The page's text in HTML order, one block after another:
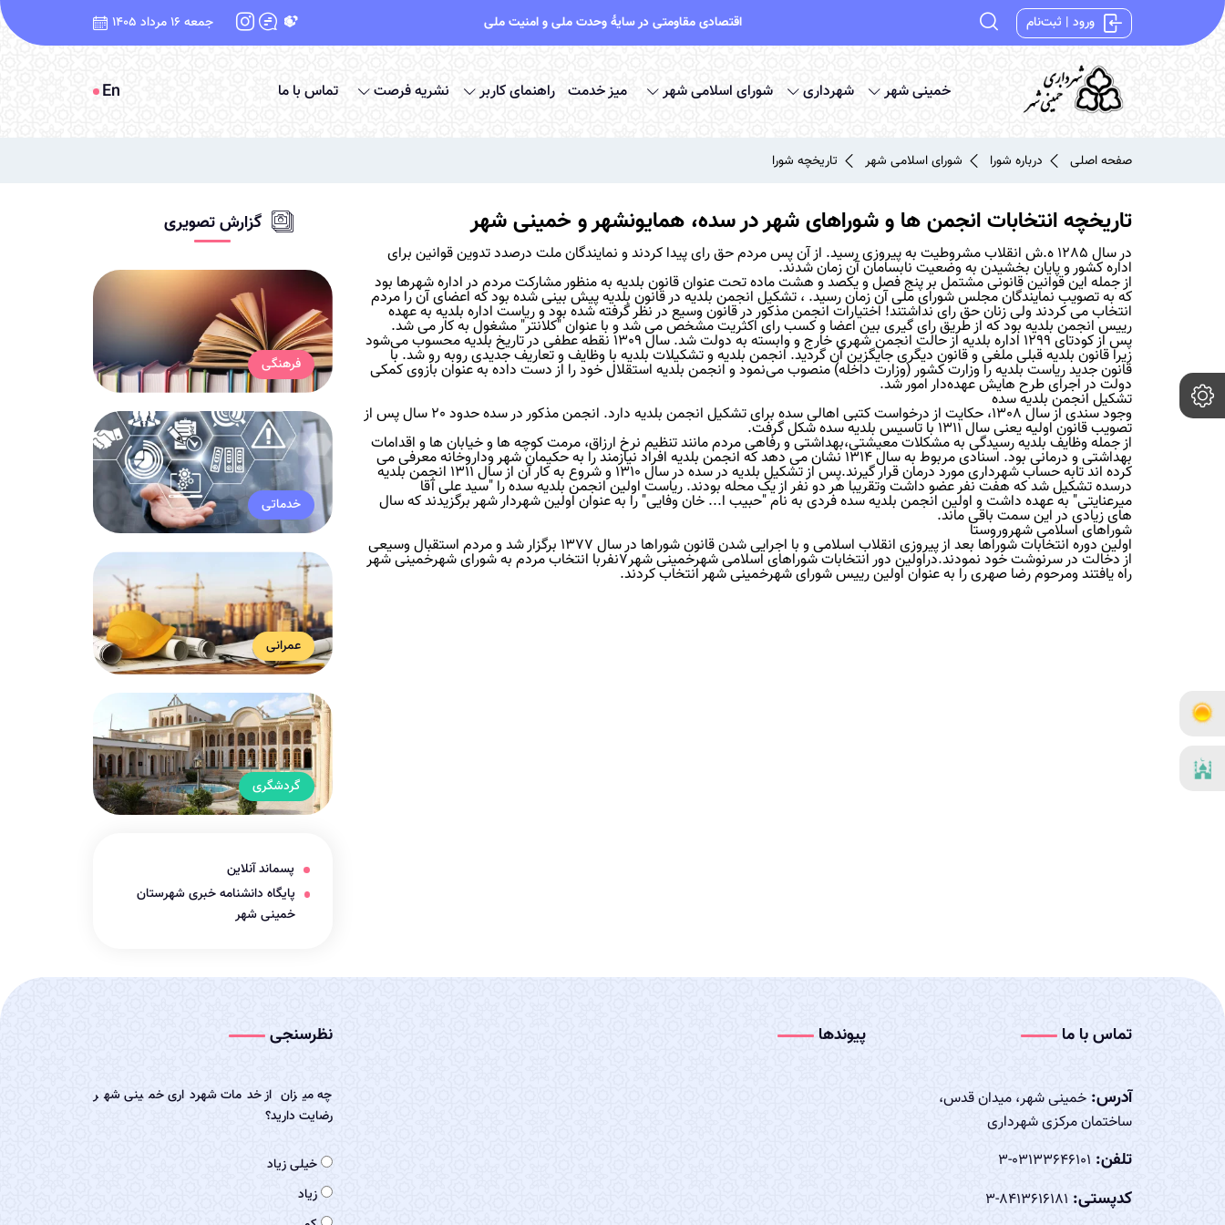
ورود | ثبت‌نام اقتصادی مقاومتی در سایۀ وحدت ملی و امنیت ملی جمعه 16 مرداد 1405
خمینی شهر شهرداری شورای اسلامی شهر میز خدمت راهنمای کاربر نشریه فرصت تماس با ما En
صفحه اصلی شورای اسلامی شهر درباره شورا تاریخچه شورا
تاریخچه انتخابات انجمن ها و شوراهای شهر در سده، همایونشهر و خمینی شهر
در سال 1285 ه.ش انقلاب مشروطیت به پیروزی رسید. از آن پس مردم حق رای پیدا کردند و نمایندگان ملت درصدد تدوین قوانین برای
اداره کشور و پایان بخشیدن به وضعیت نابسامان آن زمان شدند.
از جمله این قوانین قانونی مشتمل بر پنج فصل و یکصد و هشت ماده تحت عنوان قانون بلدیه به منظور مشارکت مردم در اداره شهرها بود
که به تصویب نمایندگان مجلس شورای ملی آن زمان رسید. ، تشکیل انجمن بلدیه در قانون بلدیه پیش بینی شده بود که اعضای آن را مردم
انتخاب می کردند ولی زنان حق رای نداشتند! اختیارات انجمن مذکور در قانون وسیع در نظر گرفته شده بود و ریاست اداره بلدیه به عهده
رییس انجمن بلدیه بود که از طریق رای گیری بین اعضا و کسب رای اکثریت مشخص می شد و با عنوان "کلانتر" مشغول به کار می شد.
پس از کودتای 1299 اداره بلدیه از حالت انجمن شهری خارج و وابسته به دولت شد. سال 1309 نقطه عطفی در تاریخ بلدیه محسوب می‌شود
زیرا قانون بلدیه قبلی ملغی و قانون دیگری جایگزین آن گردید. انجمن بلدیه و تشکیلات بلدیه با وظایف و تعاریف جدیدی روبه‌ رو شد. با
قانون جدید ریاست بلدیه را وزارت کشور (وزارت داخله) منصوب می‌نمود و انجمن بلدیه استقلال خود را از دست داده به عنوان بازوی کمکی
دولت در اجرای طرح هایش عهده‌دار امور شد.
تشکیل انجمن بلدیه سده
وجود سندی از سال 1308، حکایت از درخواست کتبی اهالی سده برای تشکیل انجمن بلدیه دارد. انجمن مذکور در سده حدود 20 سال پس از
تصویب قانون اولیه یعنی سال 1311 با تاسیس بلدیه سده شکل گرفت.
از جمله وظایف بلدیه رسیدگی به مشکلات معیشتی،بهداشتی و رفاهی مردم مانند تنظیم نرخ ارزاق، مرمت کوچه ها و خیابان ها و اقدامات
بهداشتی و درمانی بود. اسنادی مربوط به سال 1314 نشان می دهد که انجمن بلدیه افراد نیازمند را به حکیمان شهر وداروخانه معرفی می
کرده اند تابه حساب شهرداری مورد درمان قرار گیرند.پس از تشکیل بلدیه در سده در سال 1310 و شروع به کار آن از سال 1311 انجمن بلدیه
درسده تشکیل شد که هفت نفر عضو داشت وتقریبا هر دو نفر از یک محله بودند. ریاست اولین انجمن بلدیه سده را "سید علی آقا
میرعنایتی" به عهده داشت و اولین انجمن بلدیه سده فردی به نام "حبیب ا... خان وفایی" را به عنوان اولین شهردار شهر برگزیدند که سال
های زیادی در این سمت باقی ماند.
شوراهای اسلامی شهروروستا
اولین دوره انتخابات شوراها بعد از پیروزی انقلاب اسلامی و با اجرایی شدن قانون شوراها در سال 1377 برگزار شد و مردم استقبال وسیعی
از دخالت در سرنوشت خود نمودند.دراولین دور انتخابات شوراهای اسلامی شهرخمینی شهر7نفربا انتخاب مردم به شورای شهرخمینی شهر
راه یافتند ومرحوم رضا صهری را به عنوان اولین رییس شورای شهرخمینی شهر انتخاب کردند.
گزارش تصویری
فرهنگی
خدماتی
عمرانی
گردشگری
پسماند آنلاین
پایگاه دانشنامه خبری شهرستان
خمینی شهر
تماس با ما
آدرس: خمینی شهر، میدان قدس،
ساختمان مرکزی شهرداری
تلفن: 03133646101-3
کدپستی: 8413616181-3
پیوندها نظرسنجی
چه میزان از خدمات شهرداری خمینی شهر
رضایت دارید؟
خیلی زیاد
زیاد